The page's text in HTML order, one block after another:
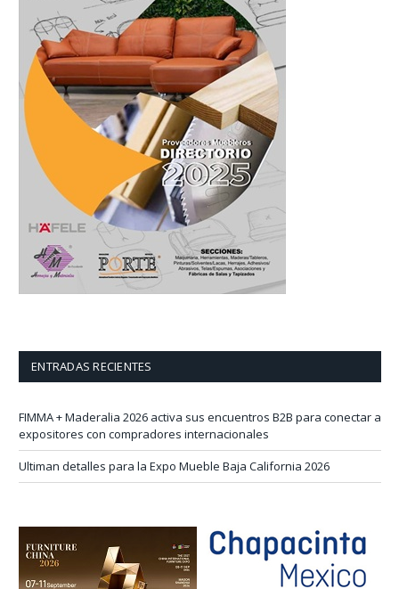
ENTRADAS RECIENTES
FIMMA + Maderalia 2026 activa sus encuentros B2B para conectar a
expositores con compradores internacionales
Ultiman detalles para la Expo Mueble Baja California 2026